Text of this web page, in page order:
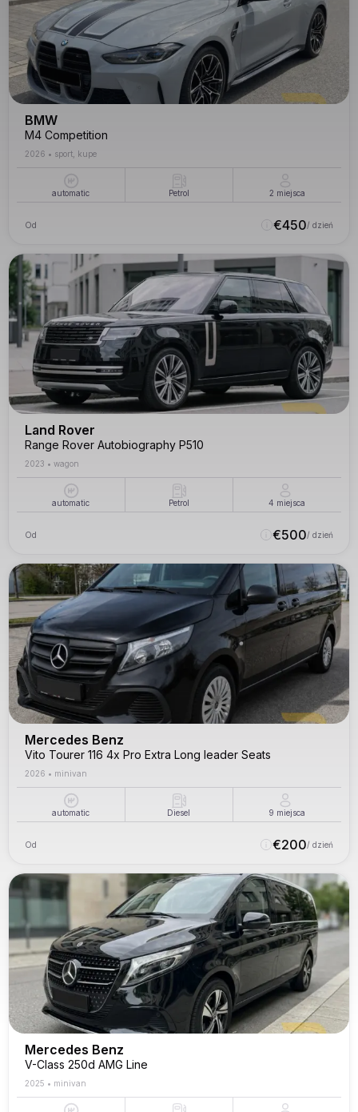
BMW
M4 Competition
2026 • sport, kupe
automatic Petrol 2 miejsca
Od €450/ dzień
Land Rover
Range Rover Autobiography P510
2023 • wagon
automatic Petrol 4 miejsca
Od €500/ dzień
Mercedes Benz
Vito Tourer 116 4x Pro Extra Long leader Seats
2026 • minivan
automatic Diesel 9 miejsca
Od €200/ dzień
Mercedes Benz
V-Class 250d AMG Line
2025 • minivan